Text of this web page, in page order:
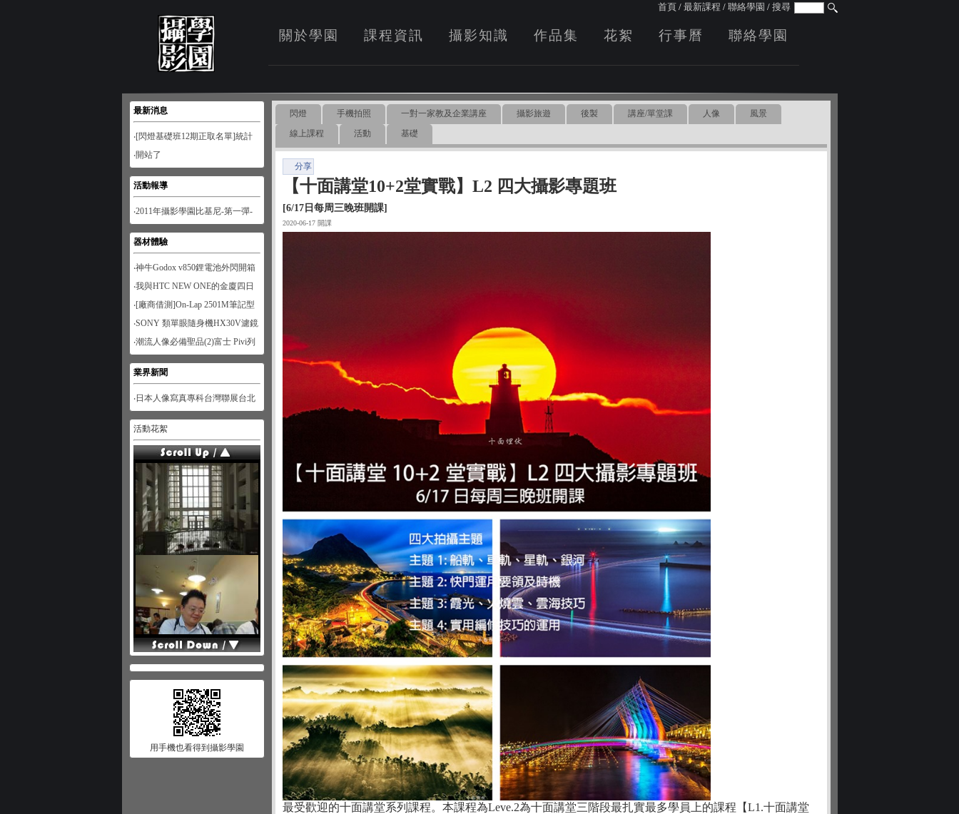
首頁/ 最新課程 / 聯絡學園 / 搜尋
關於學園 課程資訊 攝影知識 作品集 花絮 行事曆 聯絡學園
最新消息
‧[閃燈基礎班12期正取名單]統計
至1月28日
‧開站了
活動報導
‧2011年攝影學園比基尼-第一彈-
南寮風情
器材體驗
‧神牛Godox v850鋰電池外閃開箱
‧我與HTC NEW ONE的金廈四日
遊
‧[廠商借測]On-Lap 2501M筆記型
螢幕開箱試用
‧SONY 類單眼隨身機HX30V濾鏡
功能體驗-人像篇
‧潮流人像必備聖品(2)富士 Pivi列
印機
業界新聞
‧日本人像寫真專科台灣聯展台北
展
活動花絮
用手機也看得到攝影學園
閃燈 手機拍照 一對一家教及企業講座 攝影旅遊 後製 講座/單堂課 人像
風景
線上課程
活動 基礎
分享
【十面講堂10+2堂實戰】L2 四大攝影專題班
[6/17日每周三晚班開課]
2020-06-17 開課
最受歡迎的十面講堂系列課程。本課程為Leve.2為十面講堂三階段最扎實最多學員上的課程【L1.十面講堂